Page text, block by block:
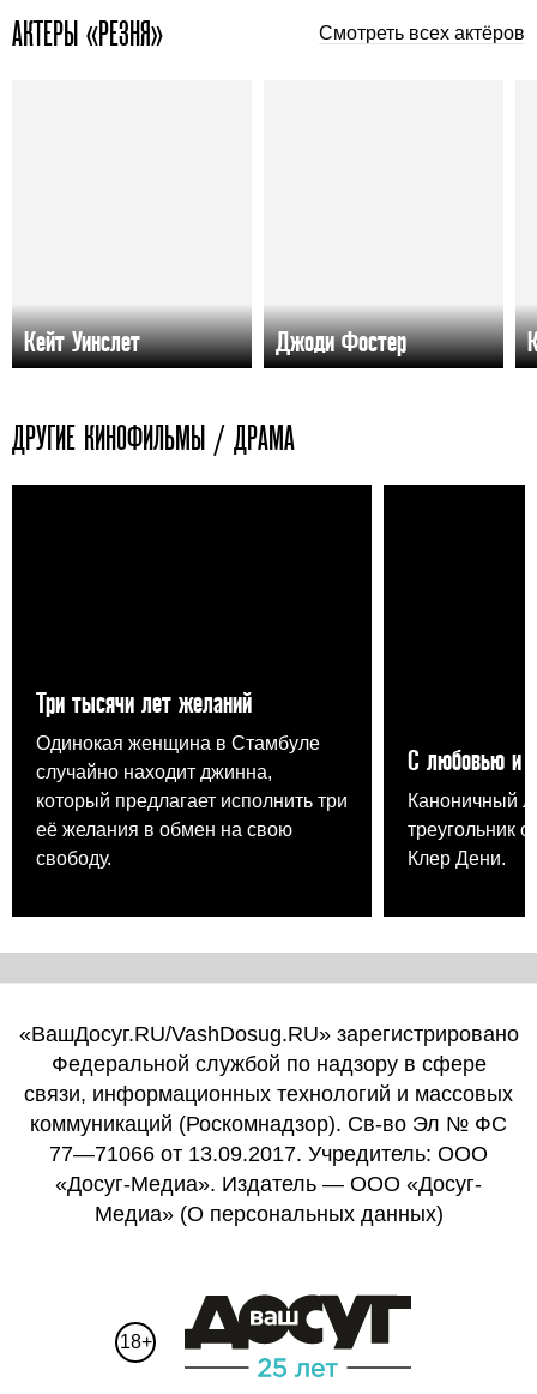
АКТЕРЫ «РЕЗНЯ» Смотреть всех актёров
Кейт Уинслет Джоди Фостер
ДРУГИЕ КИНОФИЛЬМЫ / ДРАМА
Три тысячи лет желаний
Одинокая женщина в Стамбуле
случайно находит джинна,
который предлагает исполнить три
её желания в обмен на свою
свободу.
С любовью и
Каноничный
треугольник
Клер Дени.
«ВашДосуг.RU/VashDosug.RU» зарегистрировано
Федеральной службой по надзору в сфере
связи, информационных технологий и массовых
коммуникаций (Роскомнадзор). Св-во Эл № ФС
77—71066 от 13.09.2017. Учредитель: ООО
«Досуг-Медиа». Издатель — ООО «Досуг-
Медиа» (О персональных данных)
18+